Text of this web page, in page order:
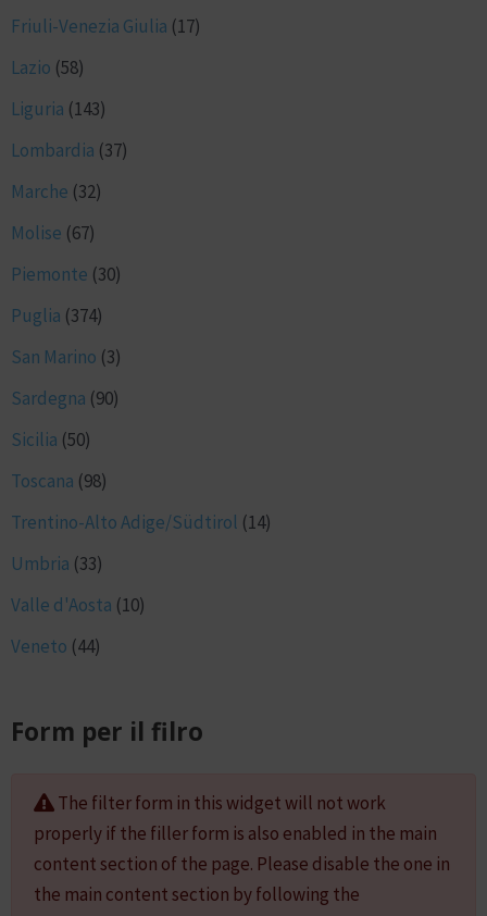
Friuli-Venezia Giulia (17)
Lazio (58)
Liguria (143)
Lombardia (37)
Marche (32)
Molise (67)
Piemonte (30)
Puglia (374)
San Marino (3)
Sardegna (90)
Sicilia (50)
Toscana (98)
Trentino-Alto Adige/Südtirol (14)
Umbria (33)
Valle d'Aosta (10)
Veneto (44)
Form per il filro
The filter form in this widget will not work
properly if the filler form is also enabled in the main
content section of the page. Please disable the one in
the main content section by following the